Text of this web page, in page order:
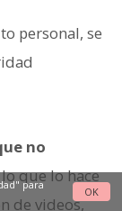
personal, se
no
que lo hace
de videos,
para
OK